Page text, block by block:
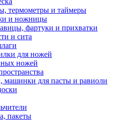
термометры и таймеры
и ножницы
фартуки и прихватки
и сита
для ножей
ножей
машинки для пасты и равиоли
пакеты